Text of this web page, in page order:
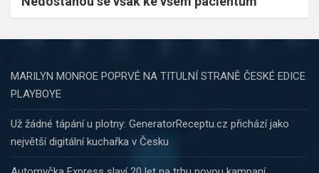
MARILYN MONROE POPRVÉ NA TITULNÍ STRANĚ ČESKÉ EDICE
PLAYBOYE
Už žádné tápání u plotny: GeneratorReceptu.cz přichází jako
největší digitální kuchařka v Česku